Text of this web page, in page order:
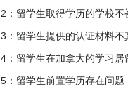
2：留学生取得学历的学校不
3：留学生提供的认证材料不
4：留学生在加拿大的学习居
5：留学生前置学历存在问题